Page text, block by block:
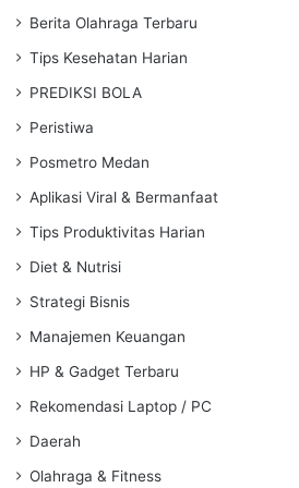
Berita Olahraga Terbaru
Tips Kesehatan Harian
PREDIKSI BOLA
Peristiwa
Posmetro Medan
Aplikasi Viral & Bermanfaat
Tips Produktivitas Harian
Diet & Nutrisi
Strategi Bisnis
Manajemen Keuangan
HP & Gadget Terbaru
Rekomendasi Laptop / PC
Daerah
Olahraga & Fitness